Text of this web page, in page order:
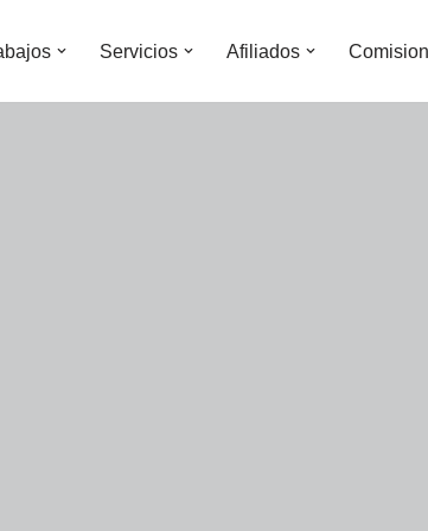
Servicios Afiliados